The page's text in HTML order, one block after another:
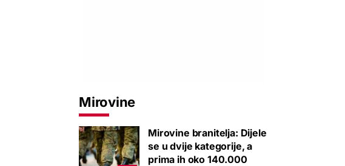
Mirovine
Mirovine branitelja: Dijele
se u dvije kategorije, a
prima ih oko 140.000